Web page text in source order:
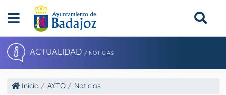
ACTUALIDAD / NOTICIAS
Inicio AYTO Noticias